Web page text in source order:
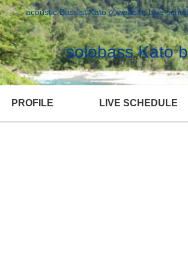
acoustic Bassist Kato のwebsite Live
solobass Kato
PROFILE LIVE SCHEDULE